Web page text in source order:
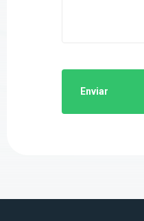
Enviar